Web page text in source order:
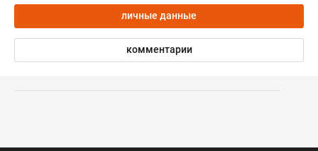
личные данные
комментарии